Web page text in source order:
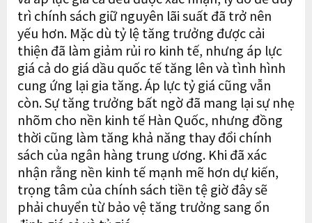
trì chính sách giữ nguyên lãi suất đã trở nên
yếu hơn. Mặc dù tỷ lệ tăng trưởng được cải
thiện đã làm giảm rủi ro kinh tế, nhưng áp lực
giá cả do giá dầu quốc tế tăng lên và tình hình
cung ứng lại gia tăng. Áp lực tỷ giá cũng vẫn
còn. Sự tăng trưởng bất ngờ đã mang lại sự nhẹ
nhõm cho nền kinh tế Hàn Quốc, nhưng đồng
thời cũng làm tăng khả năng thay đổi chính
sách của ngân hàng trung ương. Khi đã xác
nhận rằng nền kinh tế mạnh mẽ hơn dự kiến,
trọng tâm của chính sách tiền tệ giờ đây sẽ
phải chuyển từ bảo vệ tăng trưởng sang ổn